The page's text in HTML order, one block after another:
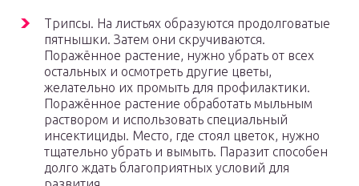
Трипсы. На листьях образуются продолговатые
пятнышки. Затем они скручиваются.
Поражённое растение, нужно убрать от всех
остальных и осмотреть другие цветы,
желательно их промыть для профилактики.
Поражённое растение обработать мыльным
раствором и использовать специальный
инсектициды. Место, где стоял цветок, нужно
тщательно убрать и вымыть. Паразит способен
долго ждать благоприятных условий для